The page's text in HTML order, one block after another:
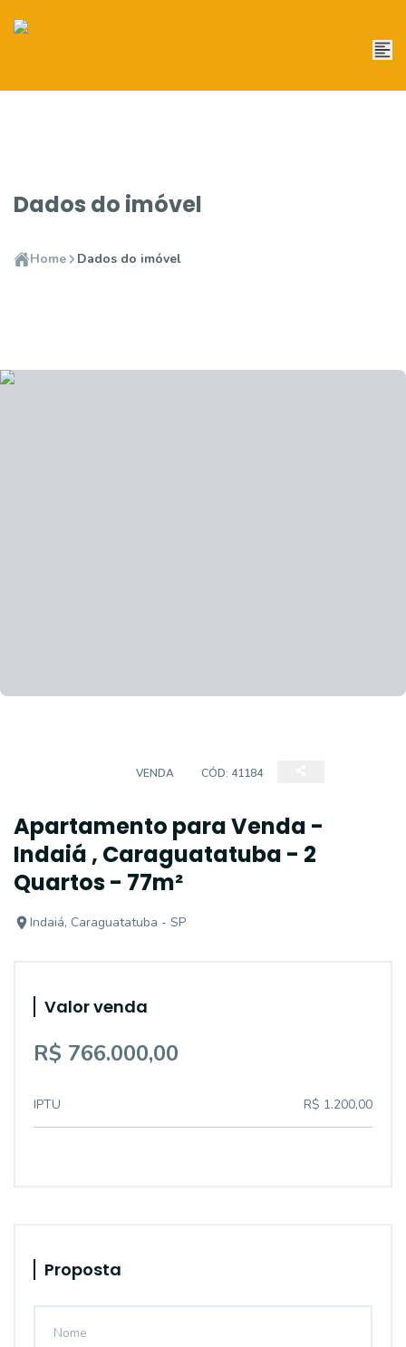
Dados do imóvel
Home Dados do imóvel
VENDA CÓD: 41184
Apartamento para Venda -
Indaiá , Caraguatatuba - 2
Quartos - 77m²
Indaiá, Caraguatatuba - SP
Valor venda
R$ 766.000,00
IPTU R$ 1.200,00
Proposta